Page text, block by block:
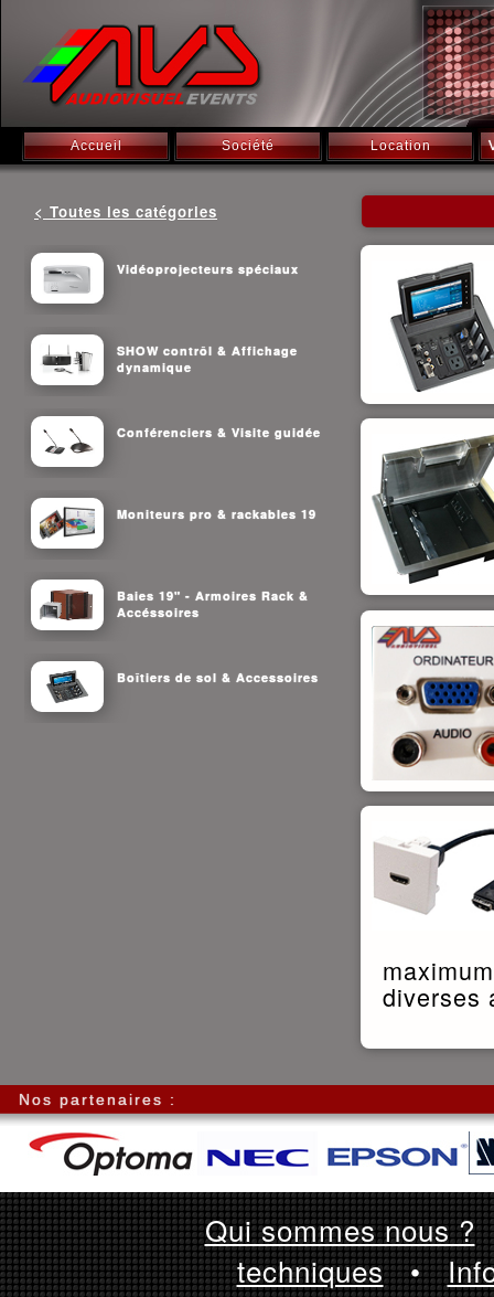
Accueil Société Location
< Toutes les catégories
Vidéoprojecteurs spéciaux
SHOW contrôl & Affichage
dynamique
Conférenciers & Visite guidée
Moniteurs pro & rackables 19
Baies 19" - Armoires Rack &
Accéssoires
Boîtiers de sol & Accessoires
diverses
Nos partenaires :
Qui sommes nous ?
techniques•